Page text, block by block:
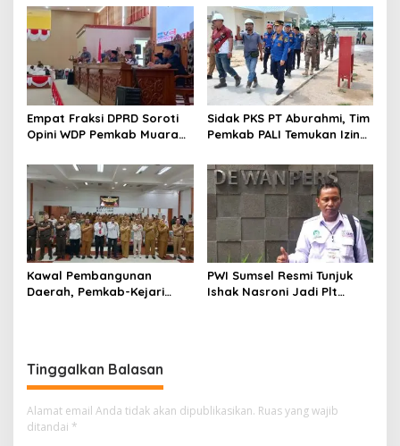
Empat Fraksi DPRD Soroti
Opini WDP Pemkab Muara
Kelola Keuangan
Sidak PKS PT Aburahmi, Tim
Pemkab PALI Temukan Izin
Kawal Pembangunan
Daerah, Pemkab-Kejari
PWI Sumsel Resmi Tunjuk
Ishak Nasroni Jadi Plt
Tinggalkan Balasan
Alamat email Anda tidak akan dipublikasikan. Ruas yang wajib
ditandai *